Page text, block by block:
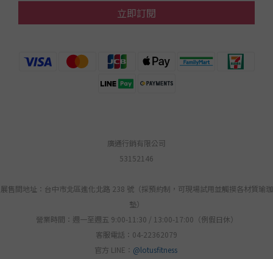
立即訂閱
廣通行銷有限公司
53152146
展售間地址：台中市北區進化北路 238 號（採預約制，可現場試用並觸摸各材質瑜珈
墊）
營業時間：週一至週五 9:00-11:30 / 13:00-17:00（例假日休）
客服電話：04-22362079
官方 LINE： @lotusfitness